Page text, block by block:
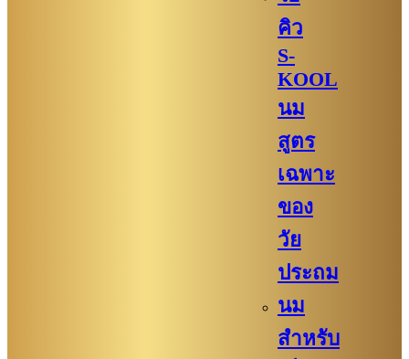
คิว
S-
KOOL
นม
สูตร
เฉพาะ
ของ
วัย
ประถม
นม
สำหรับ